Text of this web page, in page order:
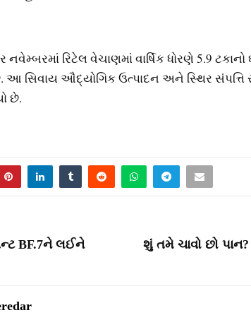
રિટેલ વેચાણમાં વાર્ષિક ધોરણે 5.9 ટકાનો
છે. આ સિવાય ઔદ્યોગિક ઉત્પાદન અને સ્થિર
છે.
BF.7ને લઈને
શું તમે ચાવો છો